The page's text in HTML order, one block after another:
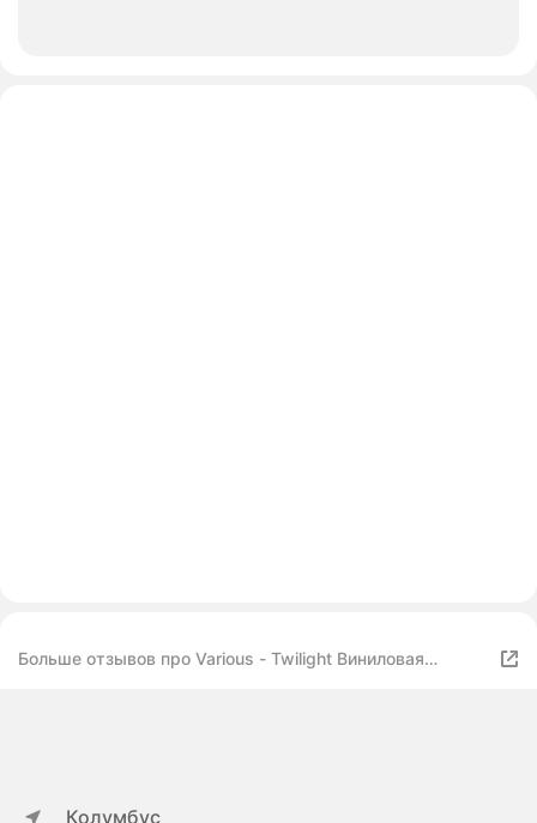
Больше отзывов про Various - Twilight Виниловая
Колумбус